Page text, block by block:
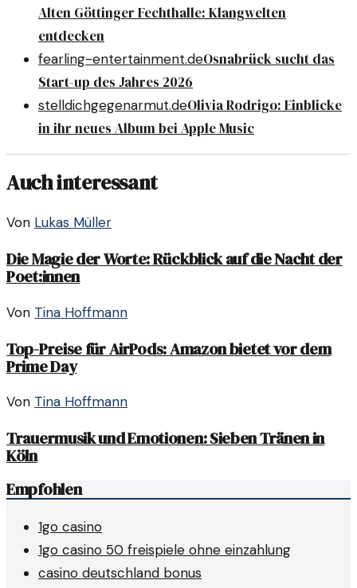
Alten Göttinger Fechthalle: Klangwelten
entdecken
fearling-entertainment.deOsnabrück sucht das
Start-up des Jahres 2026
stelldichgegenarmut.deOlivia Rodrigo: Einblicke
in ihr neues Album bei Apple Music
Auch interessant
Von Lukas Müller
Die Magie der Worte: Rückblick auf die Nacht der
Poet:innen
Von Tina Hoffmann
Top-Preise für AirPods: Amazon bietet vor dem
Prime Day
Von Tina Hoffmann
Trauermusik und Emotionen: Sieben Tränen in
Köln
Empfohlen
1go casino
1go casino 50 freispiele ohne einzahlung
casino deutschland bonus